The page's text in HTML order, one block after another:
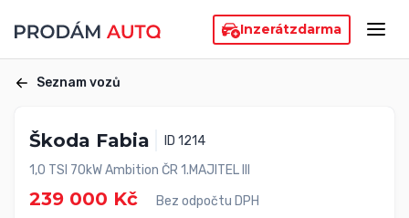
Inzerátzdarma
Seznam vozů
Škoda Fabia
ID 1214
1,0 TSI 70kW Ambition ČR 1.MAJITEL III
239 000 Kč Bez odpočtu DPH